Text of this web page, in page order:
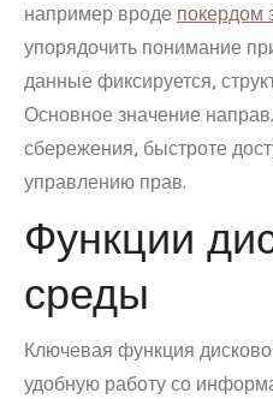
например вроде покердом
упорядочить понимание
данные фиксируется,
Основное значение
сбережения, быстроте
управлению прав.
Функции
среды
Ключевая функция
удобную работу со